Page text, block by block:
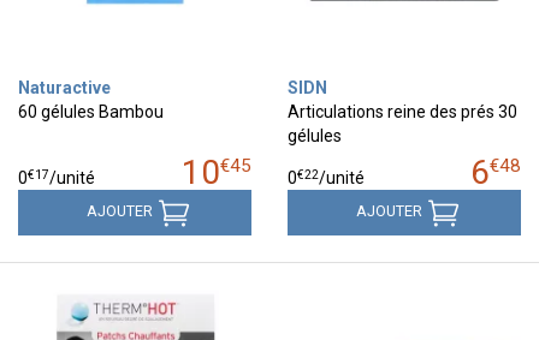
Naturactive
60 gélules Bambou
10€45
0€17/unité
AJOUTER
SIDN
Articulations reine des prés 30
gélules
6€48
0€22/unité
AJOUTER